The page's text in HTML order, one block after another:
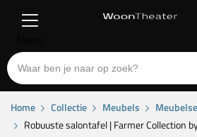
Home Collectie Meubels
Robuuste salontafel | Farmer Collection